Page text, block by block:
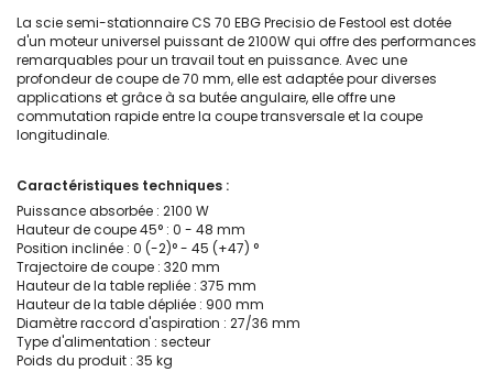
La scie semi-stationnaire CS 70 EBG Precisio de Festool est dotée
d'un moteur universel puissant de 2100W qui offre des performances
remarquables pour un travail tout en puissance. Avec une
profondeur de coupe de 70 mm, elle est adaptée pour diverses
applications et grâce à sa butée angulaire, elle offre une
commutation rapide entre la coupe transversale et la coupe
longitudinale.
Caractéristiques techniques :
Puissance absorbée : 2100 W
Hauteur de coupe 45° : 0 - 48 mm
Position inclinée : 0 (-2)° - 45 (+47) °
Trajectoire de coupe : 320 mm
Hauteur de la table repliée : 375 mm
Hauteur de la table dépliée : 900 mm
Diamètre raccord d'aspiration : 27/36 mm
Type d'alimentation : secteur
Poids du produit : 35 kg